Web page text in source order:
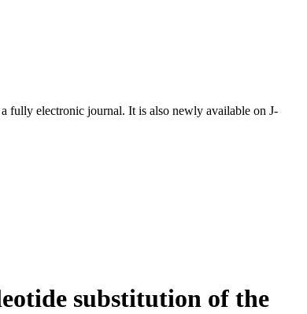
fully electronic journal. It is also newly available on J-
substitution of the